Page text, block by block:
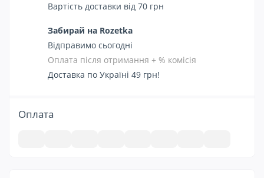
Вартість доставки від 70 грн
Забирай на Rozetka
Відправимо сьогодні
Оплата після отримання + % комісія
Доставка по Україні 49 грн!
Оплата